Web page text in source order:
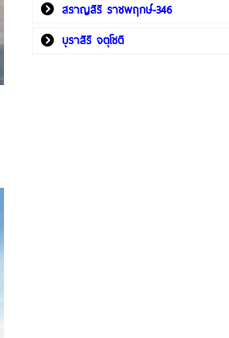
สราญสิริ ราชพฤกษ์-346
บุราสิริ จตุโชติ